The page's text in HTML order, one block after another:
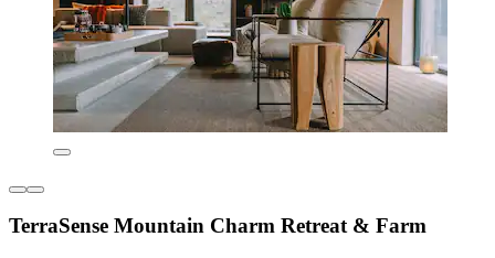
TerraSense Mountain Charm Retreat & Farm